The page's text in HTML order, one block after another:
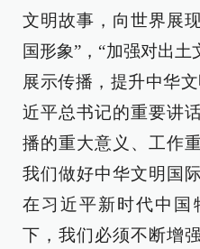
文明故事，向世界展
国形象”，“加强对出
展示传播，提升中华
近平总书记的重要讲
播的重大意义、工作
我们做好中华文明国
在习近平新时代中国
下，我们必须不断增